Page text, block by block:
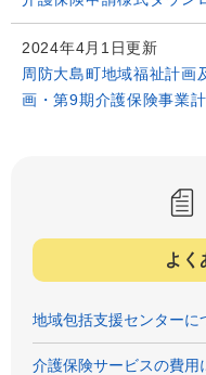
2024年4月1日更新
周防大島町地域福祉計画
画・第9期介護保険事業
よく
地域包括支援センターに
介護保険サービスの費用